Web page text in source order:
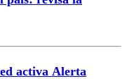
activa Alerta